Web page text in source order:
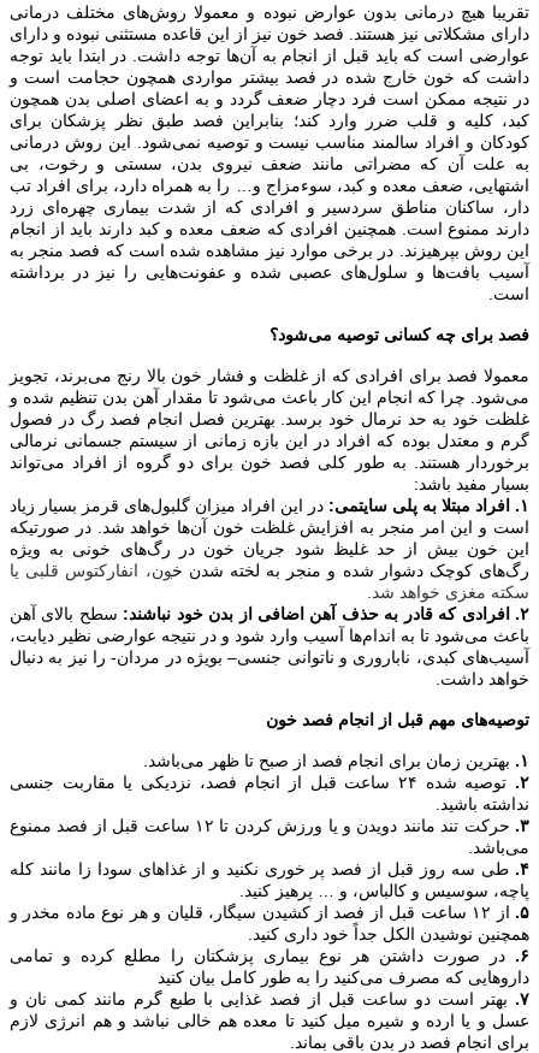
تقریبا هیچ درمانی بدون عوارض نبوده و معمولا روش‌های مختلف درمانی
دارای مشکلاتی نیز هستند. فصد خون نیز از این قاعده مستثنی نبوده و دارای
عوارضی است که باید قبل از انجام به آن‌ها توجه داشت. در ابتدا باید توجه
داشت که خون خارج شده در فصد بیشتر مواردی همچون حجامت است و
در نتیجه ممکن است فرد دچار ضعف گردد و به اعضای اصلی بدن همچون
کبد، کلیه و قلب ضرر وارد کند؛ بنابراین فصد طبق نظر پزشکان برای
کودکان و افراد سالمند مناسب نیست و توصیه نمی‌شود. این روش درمانی
به علت آن که مضراتی مانند ضعف نیروی بدن، سستی و رخوت، بی
اشتهایی، ضعف معده و کبد، سوءمزاج و… را به همراه دارد، برای افراد تب
دار، ساکنان مناطق سردسیر و افرادی که از شدت بیماری چهره‌ای زرد
دارند ممنوع است. همچنین افرادی که ضعف معده و کبد دارند باید از انجام
این روش بپرهیزند. در برخی موارد نیز مشاهده شده است که فصد منجر به
آسیب بافت‌ها و سلول‌های عصبی شده و عفونت‌هایی را نیز در برداشته
است.
فصد برای چه کسانی توصیه می‌شود؟
معمولا فصد برای افرادی که از غلظت و فشار خون بالا رنج می‌برند، تجویز
می‌شود. چرا که انجام این کار باعث می‌شود تا مقدار آهن بدن تنظیم شده و
غلظت خود به حد نرمال خود برسد. بهترین فصل انجام فصد رگ در فصول
گرم و معتدل بوده که افراد در این بازه زمانی از سیستم جسمانی نرمالی
برخوردار هستند. به طور کلی فصد خون برای دو گروه از افراد می‌تواند
بسیار مفید باشد:
۱.
افراد مبتلا به پلی سایتمی: در این افراد میزان گلبول‌های قرمز بسیار زیاد
است و این امر منجر به افزایش غلظت خون آن‌ها خواهد شد. در صورتیکه
این خون بیش از حد غلیظ شود جریان خون در رگ‌های خونی به ویژه
رگ‌های کوچک دشوار شده و منجر به لخته شدن خون، انفارکتوس قلبی یا
سکته مغزی خواهد شد.
۲.
افرادی که قادر به حذف آهن اضافی از بدن خود نباشند: سطح بالای آهن
باعث می‌شود تا به اندام‌ها آسیب وارد شود و در نتیجه عوارضی نظیر دیابت،
آسیب‌های کبدی، ناباروری و ناتوانی جنسی– بویژه در مردان- را نیز به دنبال
خواهد داشت.
توصیه‌های مهم قبل از انجام فصد خون
۱.
بهترین زمان برای انجام فصد از صبح تا ظهر می‌باشد.
۲.
توصیه شده ۲۴ ساعت قبل از انجام فصد، نزدیکی یا مقاربت جنسی
نداشته باشید.
۳.
حرکت تند مانند دویدن و یا ورزش کردن تا ۱۲ ساعت قبل از فصد ممنوع
می‌باشد.
۴. طی سه روز قبل از فصد پر خوری نکنید و از غذا‌های سودا زا مانند کله
پاچه، سوسیس و کالباس، و … پرهیز کنید.
۵.
از ۱۲ ساعت قبل از فصد از کشیدن سیگار، قلیان و هر نوع ماده مخدر و
همچنین نوشیدن الکل جداً خود داری کنید.
۶.
در صورت داشتن هر نوع بیماری پزشکتان را مطلع کرده و تمامی
دارو‌هایی که مصرف می‌کنید را به طور کامل بیان کنید
۷.
بهتر است دو ساعت قبل از فصد غذایی با طبع گرم مانند کمی نان و
عسل و یا ارده و شیره میل کنید تا معده هم خالی نباشد و هم انرژی لازم
برای انجام فصد در بدن باقی بماند.